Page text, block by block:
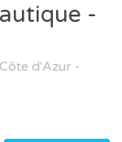
-
d'Azur -